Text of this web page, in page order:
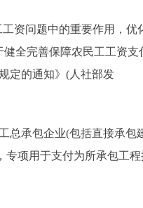
资问题中的重要作用，优
全完善保障农民工工资支
定的通知》(人社部发
承包企业(包括直接承包
专项用于支付为所承包工程